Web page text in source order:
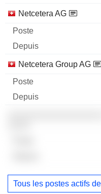
Netcetera AG
Netcetera Group AG
Tous les postes actifs